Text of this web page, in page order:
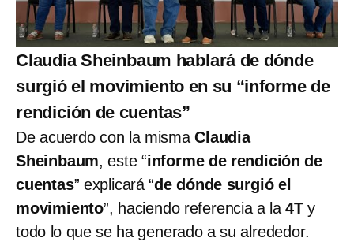
Claudia Sheinbaum hablará de dónde
surgió el movimiento en su “informe de
rendición de cuentas”
De acuerdo con la mismaClaudia
Sheinbaum, este “informe de rendición de
cuentas” explicará “de dónde surgió el
movimiento”, haciendo referencia a la4T y
todo lo que se ha generado a su alrededor.